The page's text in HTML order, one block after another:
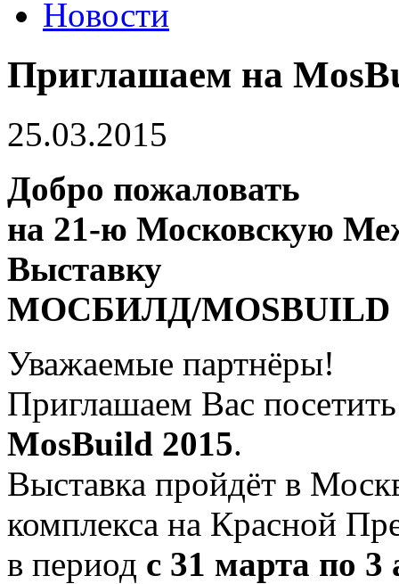
Новости
Приглашаем на
25.03.2015
Добро пожаловать
на 21-ю Московскую
Выставку
МОСБИЛД/MOSBUILD
Уважаемые партнёры!
Приглашаем Вас
MosBuild 2015.
Выставка пройдёт в
комплекса на Красной
в период с 31 марта по 3